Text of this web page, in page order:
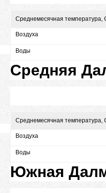
Среднемесячная температура,
Воздуха
Воды
Средняя
Среднемесячная температура,
Воздуха
Воды
Южная